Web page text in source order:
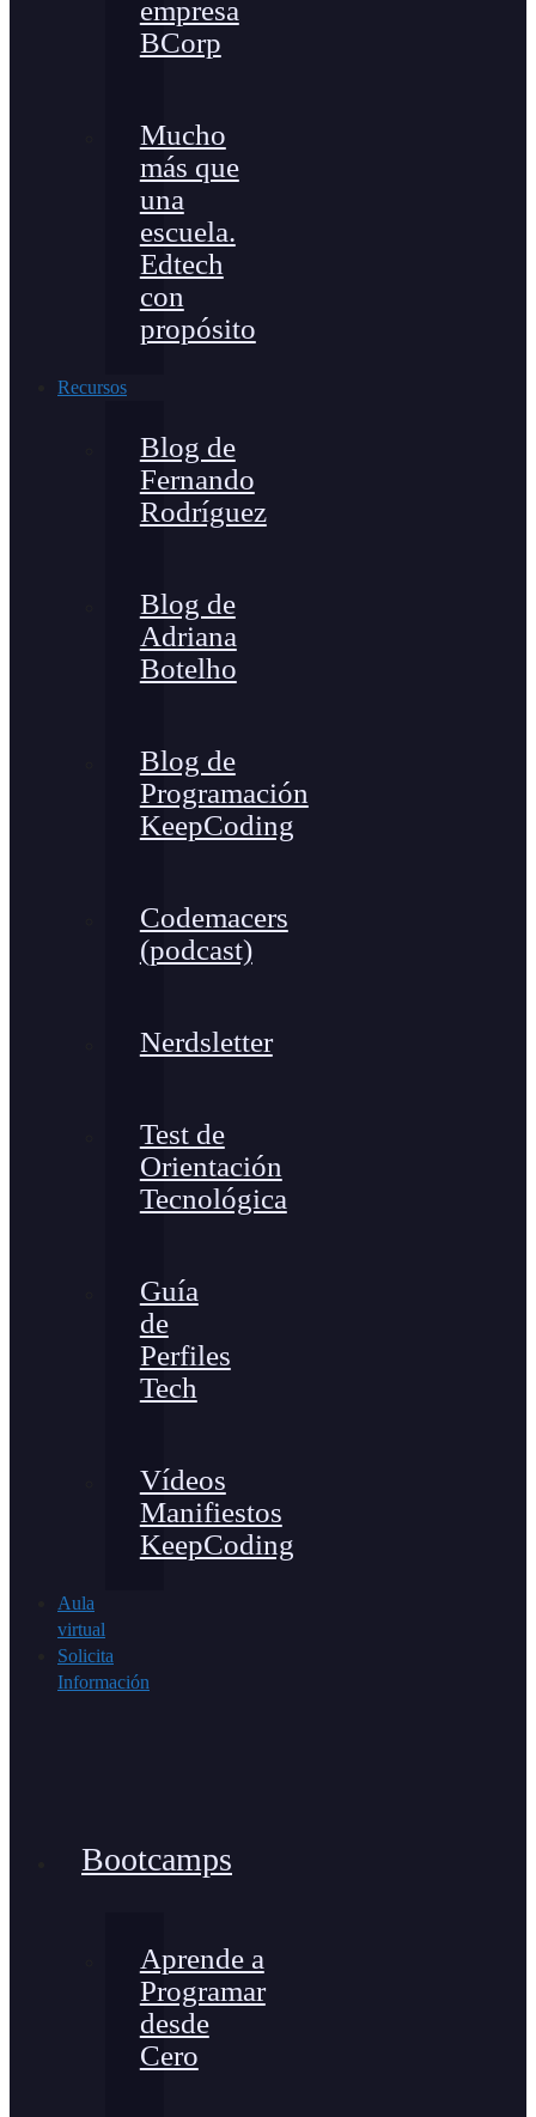
empresa
BCorp
Mucho
más que
una
escuela.
Edtech
con
propósito
Recursos
Blog de
Fernando
Rodríguez
Blog de
Adriana
Botelho
Blog de
Programación
KeepCoding
Codemacers
(podcast)
Nerdsletter
Test de
Orientación
Tecnológica
Guía
de
Perfiles
Tech
Vídeos
Manifiestos
KeepCoding
Aula
virtual
Solicita
Información
Bootcamps
Aprende a
Programar
desde
Cero